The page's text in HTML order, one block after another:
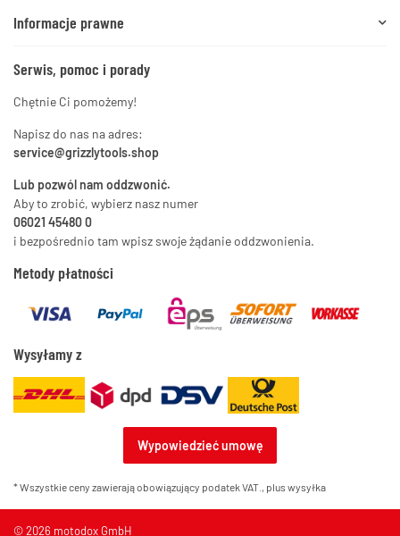
Informacje prawne
Serwis, pomoc i porady
Chętnie Ci pomożemy!
Napisz do nas na adres:
service@grizzlytools.shop
Lub pozwól nam oddzwonić.
Aby to zrobić, wybierz nasz numer
06021 45480 0
i bezpośrednio tam wpisz swoje żądanie oddzwonienia.
Metody płatności
Wysyłamy z
Wypowiedzieć umowę
* Wszystkie ceny zawierają obowiązujący podatek VAT., pluswysyłka
© 2026 motodox GmbH